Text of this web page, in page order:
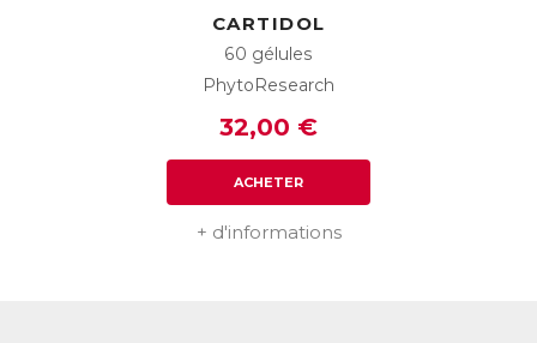
✶ Efficacité immédiate et durable pour 94% des utilisateurs
** Test réalisé sur 52 utilisateurs pendant 21 jours
Télécharger la fiche produit
CARTIDOL
60 gélules
PhytoResearch
32,00 €
ACHETER
+ d'informations